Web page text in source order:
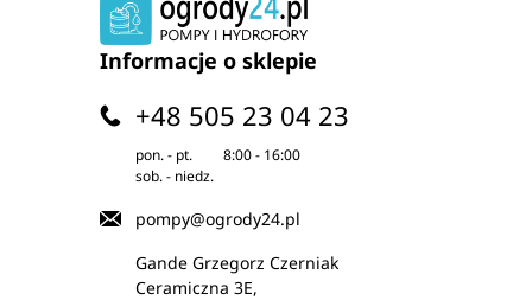
Informacje o sklepie
+48 505 23 04 23
pon. - pt.
sob. - niedz.
8:00 - 16:00
pompy@ogrody24.pl
Gande Grzegorz Czerniak
Ceramiczna 3E,